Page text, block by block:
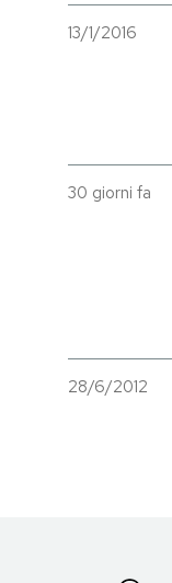
13/1/2016
30 giorni fa
28/6/2012